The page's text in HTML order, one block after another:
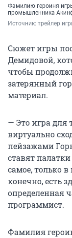
Фамилию героиня
промышленника
Источник: трейлер
Сюжет игры
Демидовой,
чтобы
затерянный
материал.
— Это игра для
виртуально
пейзажами
ставят
самое, только
конечно, есть
определенная
программист.
Фамилия